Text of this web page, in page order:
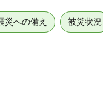
災への備え 被災状況